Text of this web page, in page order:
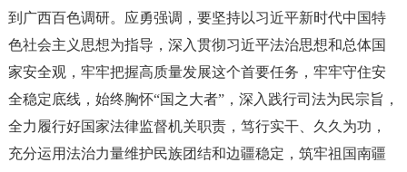
到广西百色调研。应勇强调，要坚持以习近平新时代中国特
色社会主义思想为指导，深入贯彻习近平法治思想和总体国
家安全观，牢牢把握高质量发展这个首要任务，牢牢守住安
全稳定底线，始终胸怀“国之大者”，深入践行司法为民宗旨，
全力履行好国家法律监督机关职责，笃行实干、久久为功，
充分运用法治力量维护民族团结和边疆稳定，筑牢祖国南疆